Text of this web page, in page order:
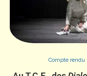
Compte rendu